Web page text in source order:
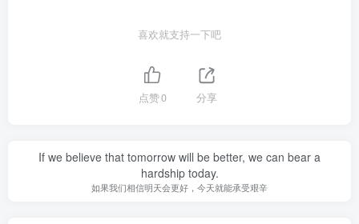
喜欢就支持一下吧
点赞0 分享
If we believe that tomorrow will be better, we can bear a
hardship today.
如果我们相信明天会更好，今天就能承受艰辛